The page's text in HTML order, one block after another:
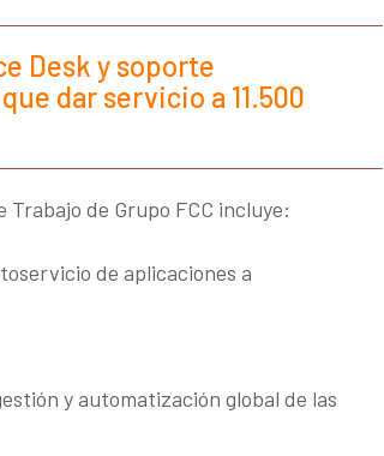
Desk y soporte
dar servicio a 11.500
Trabajo de Grupo FCC incluye:
de aplicaciones a
y automatización global de las